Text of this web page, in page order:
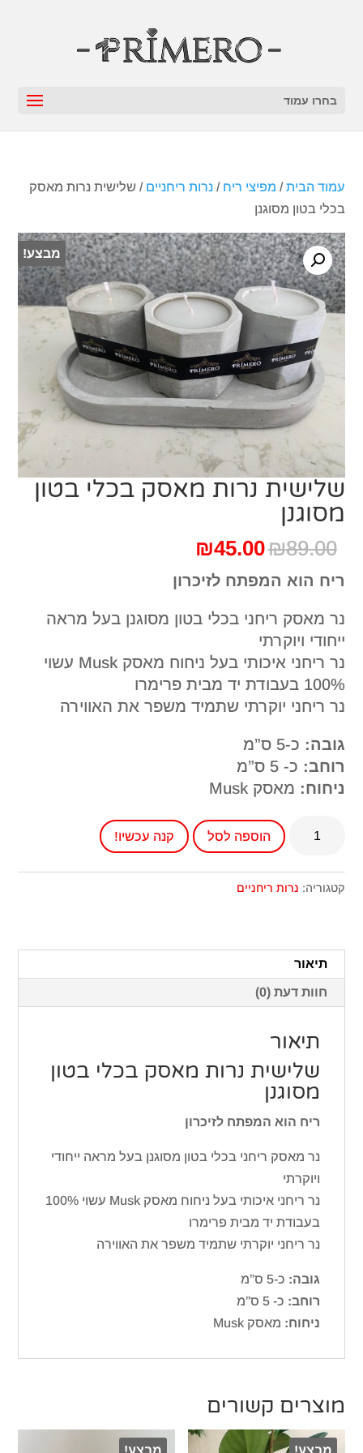
בחרו עמוד
עמוד הבית/ מפיצי ריח /נרות ריחניים / שלישית נרות מאסק
בכלי בטון מסוגנן
מבצע!
שלישית נרות מאסק בכלי בטון
מסוגנן
₪89.00
המחיר
המקורי
היה:
₪89.00.
₪45.00
הוא:
₪45.00.
ריח הוא המפתח לזיכרון
נר מאסק ריחני בכלי בטון מסוגנן בעל מראה
ייחודי ויוקרתי
נר ריחני איכותי בעל ניחוח מאסק Musk עשוי
100% בעבודת יד מבית פרימרו
נר ריחני יוקרתי שתמיד משפר את האווירה
גובה: כ-5 ס”מ
רוחב: כ- 5 ס”מ
ניחוח: מאסק Musk
נרות
בטון
מסוגנן
הוספה לסל קנה עכשיו!
קטגוריה: נרות ריחניים
תיאור
חוות דעת (0)
תיאור
שלישית נרות מאסק בכלי בטון
מסוגנן
ריח הוא המפתח לזיכרון
נר מאסק ריחני בכלי בטון מסוגנן בעל מראה ייחודי
ויוקרתי
נר ריחני איכותי בעל ניחוח מאסק Musk עשוי 100%
בעבודת יד מבית פרימרו
נר ריחני יוקרתי שתמיד משפר את האווירה
גובה: כ-5 ס”מ
רוחב: כ- 5 ס”מ
ניחוח: מאסק Musk
מוצרים קשורים